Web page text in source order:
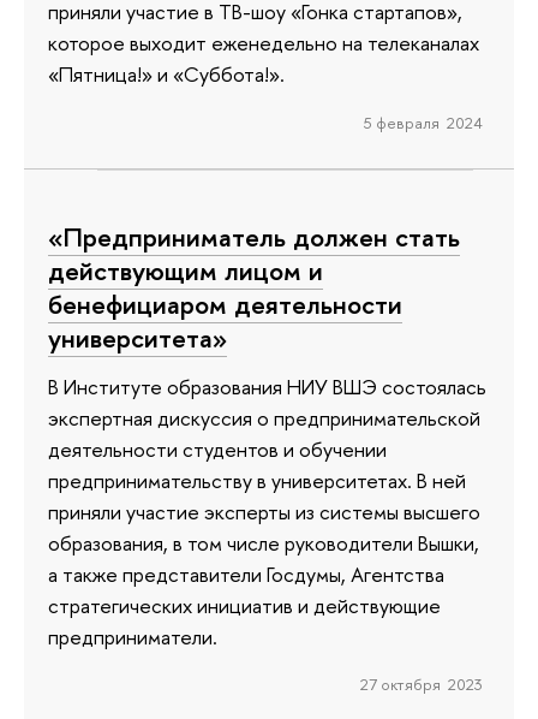
приняли участие в ТВ-шоу «Гонка стартапов»,
которое выходит еженедельно на телеканалах
«Пятница!» и «Суббота!».
5 февраля 2024
«Предприниматель должен стать
действующим лицом и
бенефициаром деятельности
университета»
В Институте образования НИУ ВШЭ состоялась
экспертная дискуссия о предпринимательской
деятельности студентов и обучении
предпринимательству в университетах. В ней
приняли участие эксперты из системы высшего
образования, в том числе руководители Вышки,
а также представители Госдумы, Агентства
стратегических инициатив и действующие
предприниматели.
27 октября 2023